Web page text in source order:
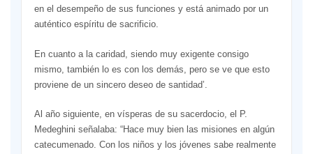
en el desempeño de sus funciones y está animado por un
auténtico espíritu de sacrificio.
En cuanto a la caridad, siendo muy exigente consigo
mismo, también lo es con los demás, pero se ve que esto
proviene de un sincero deseo de santidad’.
Al año siguiente, en vísperas de su sacerdocio, el P.
Medeghini señalaba: “Hace muy bien las misiones en algún
catecumenado. Con los niños y los jóvenes sabe realmente